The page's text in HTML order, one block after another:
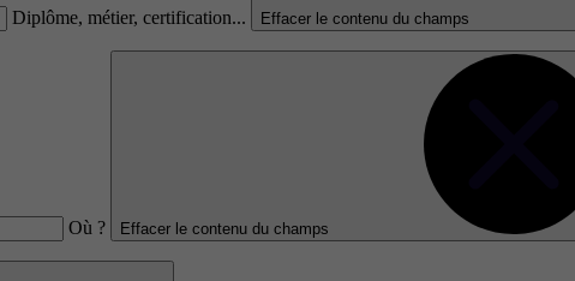
Diplôme, métier, certification... Effacer le contenu du champs
Où ? Effacer le contenu du champs